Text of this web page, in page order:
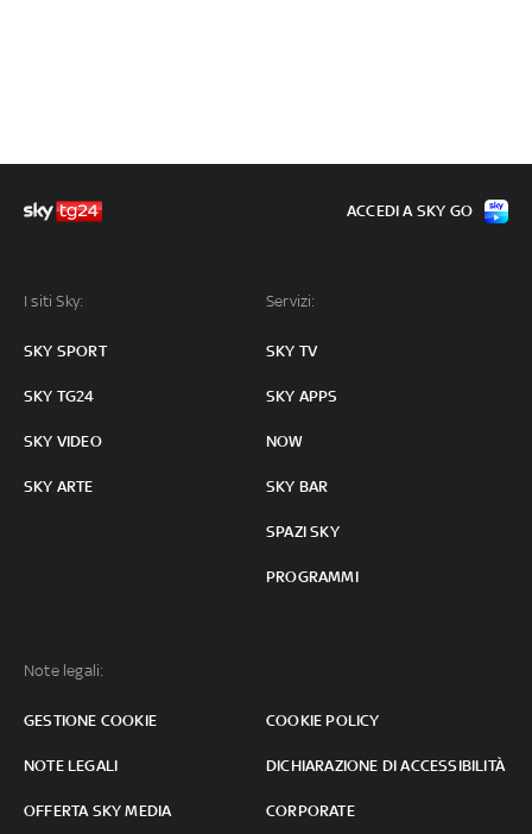
I siti Sky:
SKY SPORT
SKY TG24
SKY VIDEO
SKY ARTE
Servizi:
SKY TV
SKY APPS
NOW
SKY BAR
SPAZI SKY
PROGRAMMI
Note legali:
GESTIONE COOKIE COOKIE POLICY
NOTE LEGALI DICHIARAZIONE DI ACCESSIBILITÀ
OFFERTA SKY MEDIA CORPORATE
ACCEDI A SKY GO